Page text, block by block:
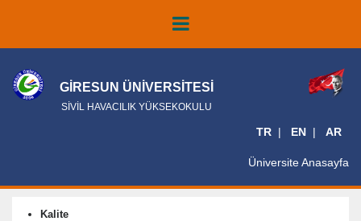
GİRESUN ÜNİVERSİTESİ
SİVİL HAVACILIK YÜKSEKOKULU
TR EN AR
Üniversite Anasayfa
Kalite